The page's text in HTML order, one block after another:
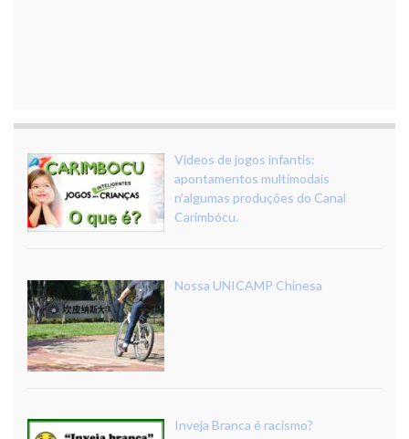
Vídeos de jogos infantis:
apontamentos multimodais
n’algumas produções do Canal
Carimbócu.
Nossa UNICAMP Chinesa
Inveja Branca é racismo?